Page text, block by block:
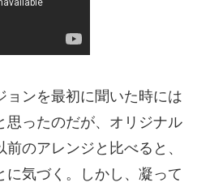
ョンを最初に聞いた時には
思ったのだが、オリジナル
のアレンジと比べると、
に気づく。しかし、凝って